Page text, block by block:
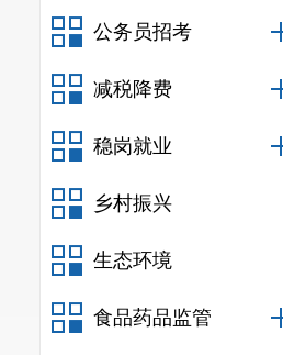
公务员招考
减税降费
稳岗就业
乡村振兴
生态环境
食品药品监管